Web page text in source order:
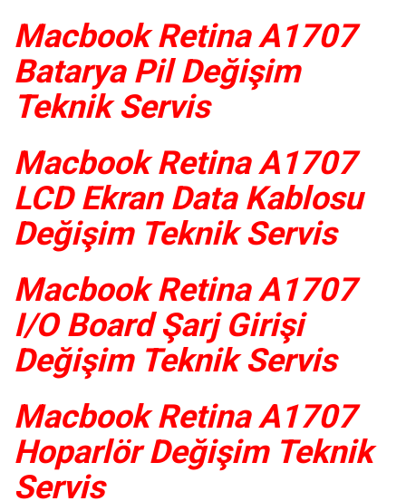
Macbook Retina A1707
Batarya Pil Değişim
Teknik Servis
Macbook Retina A1707
LCD Ekran Data Kablosu
Değişim Teknik Servis
Macbook Retina A1707
I/O Board Şarj Girişi
Değişim Teknik Servis
Macbook Retina A1707
Hoparlör Değişim Teknik
Servis